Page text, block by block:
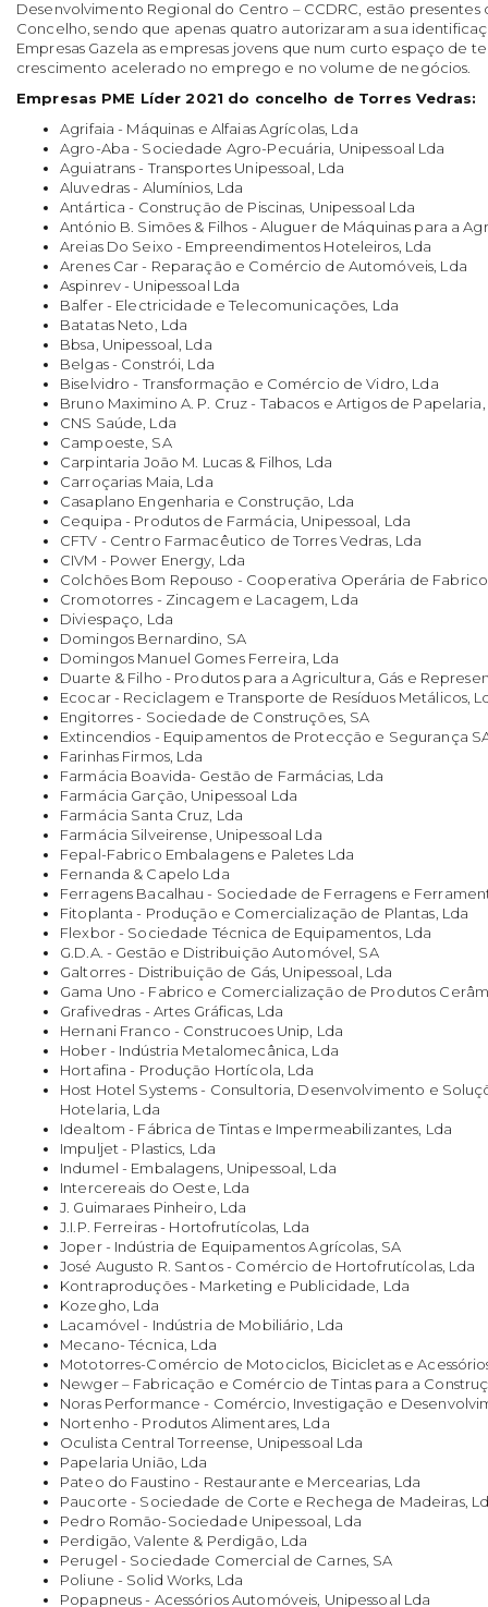
Desenvolvimento Regional do Centro – CCDRC, estão presentes
Concelho, sendo que apenas quatro autorizaram a sua
Empresas Gazela as empresas jovens que num curto espaço de
crescimento acelerado no emprego e no volume de negócios.
Empresas PME Líder 2021 do concelho de Torres
Agrifaia - Máquinas e Alfaias Agrícolas, Lda
Agro-Aba - Sociedade Agro-Pecuária, Unipessoal Lda
Aguiatrans - Transportes Unipessoal, Lda
Aluvedras - Alumínios, Lda
Antártica - Construção de Piscinas, Unipessoal Lda
António B. Simões & Filhos - Aluguer de Máquinas para a
Areias Do Seixo - Empreendimentos Hoteleiros, Lda
Arenes Car - Reparação e Comércio de Automóveis, Lda
Aspinrev - Unipessoal Lda
Balfer - Electricidade e Telecomunicações, Lda
Batatas Neto, Lda
Bbsa, Unipessoal, Lda
Belgas - Constrói, Lda
Biselvidro - Transformação e Comércio de Vidro, Lda
Bruno Maximino A. P. Cruz - Tabacos e Artigos de
CNS Saúde, Lda
Campoeste, SA
Carpintaria João M. Lucas & Filhos, Lda
Carroçarias Maia, Lda
Casaplano Engenharia e Construção, Lda
Cequipa - Produtos de Farmácia, Unipessoal, Lda
CFTV - Centro Farmacêutico de Torres Vedras, Lda
CIVM - Power Energy, Lda
Colchões Bom Repouso - Cooperativa Operária de
Cromotorres - Zincagem e Lacagem, Lda
Diviespaço, Lda
Domingos Bernardino, SA
Domingos Manuel Gomes Ferreira, Lda
Duarte & Filho - Produtos para a Agricultura, Gás e
Ecocar - Reciclagem e Transporte de Resíduos Metálicos,
Engitorres - Sociedade de Construções, SA
Extincendios - Equipamentos de Protecção e Segurança
Farinhas Firmos, Lda
Farmácia Boavida- Gestão de Farmácias, Lda
Farmácia Garção, Unipessoal Lda
Farmácia Santa Cruz, Lda
Farmácia Silveirense, Unipessoal Lda
Fepal-Fabrico Embalagens e Paletes Lda
Fernanda & Capelo Lda
Ferragens Bacalhau - Sociedade de Ferragens e
Fitoplanta - Produção e Comercialização de Plantas, Lda
Flexbor - Sociedade Técnica de Equipamentos, Lda
G.D.A. - Gestão e Distribuição Automóvel, SA
Galtorres - Distribuição de Gás, Unipessoal, Lda
Gama Uno - Fabrico e Comercialização de Produtos
Grafivedras - Artes Gráficas, Lda
Hernani Franco - Construcoes Unip, Lda
Hober - Indústria Metalomecânica, Lda
Hortafina - Produção Hortícola, Lda
Host Hotel Systems - Consultoria, Desenvolvimento e
Hotelaria, Lda
Idealtom - Fábrica de Tintas e Impermeabilizantes, Lda
Impuljet - Plastics, Lda
Indumel - Embalagens, Unipessoal, Lda
Intercereais do Oeste, Lda
J. Guimaraes Pinheiro, Lda
J.I.P. Ferreiras - Hortofrutícolas, Lda
Joper - Indústria de Equipamentos Agrícolas, SA
José Augusto R. Santos - Comércio de Hortofrutícolas, Lda
Kontraproduções - Marketing e Publicidade, Lda
Kozegho, Lda
Lacamóvel - Indústria de Mobiliário, Lda
Mecano- Técnica, Lda
Mototorres-Comércio de Motociclos, Bicicletas e
Newger – Fabricação e Comércio de Tintas para a
Noras Performance - Comércio, Investigação e
Nortenho - Produtos Alimentares, Lda
Oculista Central Torreense, Unipessoal Lda
Papelaria União, Lda
Pateo do Faustino - Restaurante e Mercearias, Lda
Paucorte - Sociedade de Corte e Rechega de Madeiras,
Pedro Romão-Sociedade Unipessoal, Lda
Perdigão, Valente & Perdigão, Lda
Perugel - Sociedade Comercial de Carnes, SA
Poliune - Solid Works, Lda
Popapneus - Acessórios Automóveis, Unipessoal Lda